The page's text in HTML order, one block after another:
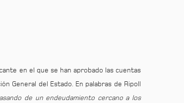
en el que se han aprobado las cuentas
General del Estado. En palabras de Ripoll
de un endeudamiento cercano a los